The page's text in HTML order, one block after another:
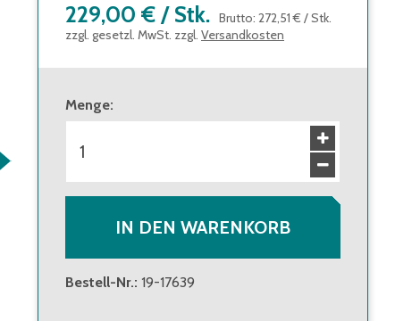
229,00 € / Stk. Brutto: 272,51 € /Stk.
zzgl. gesetzl. MwSt. zzgl. Versandkosten
Menge:
IN DEN WARENKORB
Bestell-Nr.: 19-17639